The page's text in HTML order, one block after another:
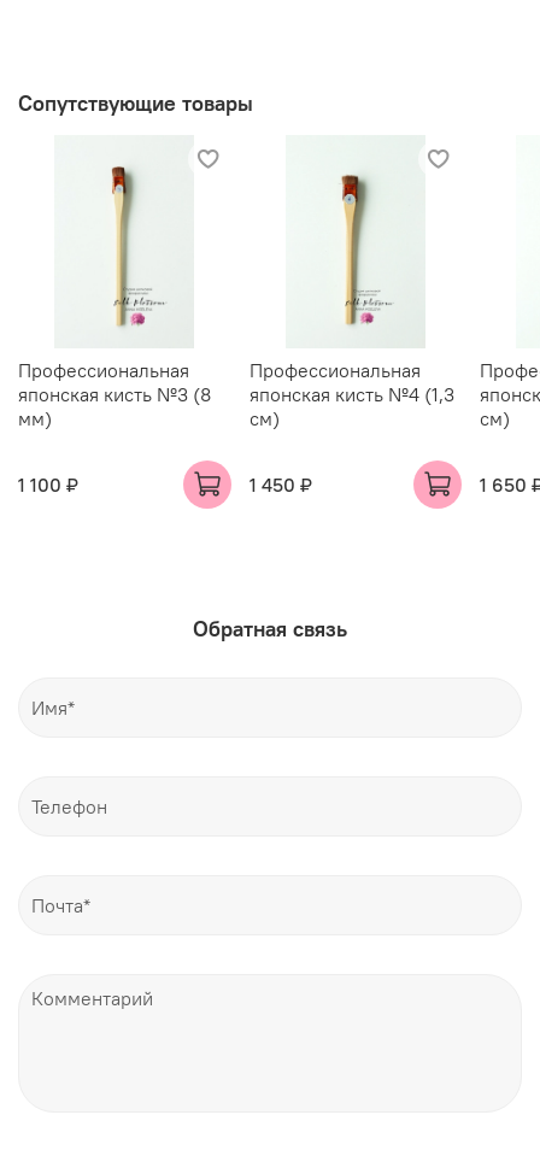
Сопутствующие товары
Профессиональная
японская кисть №3 (8
мм)
1 100 ₽
Профессиональная
японская кисть №4 (1,3
см)
1 450 ₽
см)
1 650
Обратная связь